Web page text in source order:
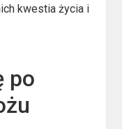
kwestia życia i
po